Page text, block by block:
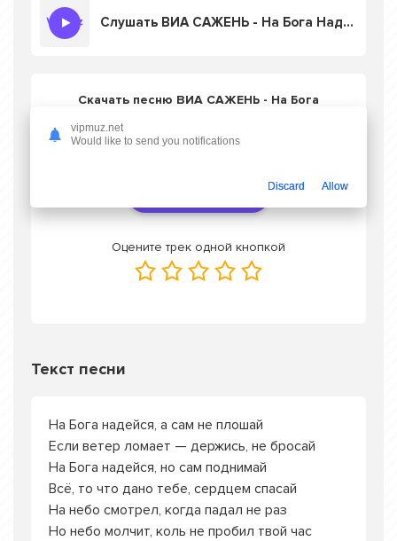
Слушать ВИА САЖЕНЬ - На Бога Надейся
Скачать песню ВИА САЖЕНЬ - На Бога
бесплатно
Оцените трек одной кнопкой
Текст песни
На Бога надейся, а сам не плошай
Если ветер ломает — держись, не бросай
На Бога надейся, но сам поднимай
Всё, то что дано тебе, сердцем спасай
На небо смотрел, когда падал не раз
Но небо молчит, коль не пробил твой час
vipmuz.net
Would like to send you notifications
Discard Allow